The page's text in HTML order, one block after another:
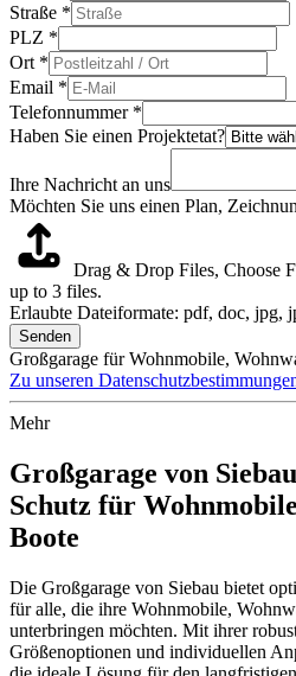
Straße *
PLZ *
Ort *
Email *
Telefonnummer *
Haben Sie einen Projektetat?
Ihre Nachricht an uns
Möchten Sie uns einen Plan,
Drag & Drop Files, Choose
up to 3 files.
Erlaubte Dateiformate: pdf, doc, jpg,
Senden
Großgarage für Wohnmobile,
Zu unseren
Mehr
Großgarage von
Schutz für
Boote
Die Großgarage von Siebau bietet
für alle, die ihre Wohnmobile,
unterbringen möchten. Mit ihrer
Größenoptionen und individuellen